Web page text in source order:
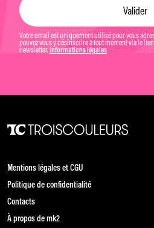
Votre email est uniquement utilisé pour vous
pouvez vous y désinscrire à tout moment via le
newsletter. Informations légales
Mentions légales et CGU
Politique de confidentialité
Contacts
À propos de mk2